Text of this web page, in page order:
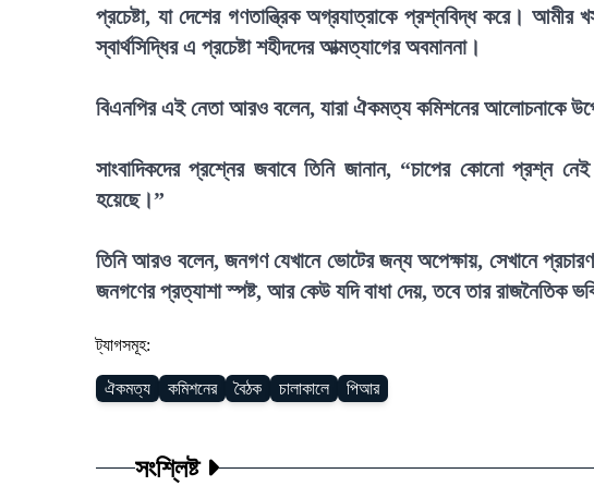
প্রচেষ্টা, যা দেশের গণতান্ত্রিক অগ্রযাত্রাকে প্রশ্নবিদ্ধ করে। আমীর
স্বার্থসিদ্ধির এ প্রচেষ্টা শহীদদের আত্মত্যাগের অবমাননা।
বিএনপির এই নেতা আরও বলেন, যারা ঐকমত্য কমিশনের আলোচনাকে
সাংবাদিকদের প্রশ্নের জবাবে তিনি জানান, “চাপের কোনো প্রশ্ন
হয়েছে।”
তিনি আরও বলেন, জনগণ যেখানে ভোটের জন্য অপেক্ষায়, সেখানে
জনগণের প্রত্যাশা স্পষ্ট, আর কেউ যদি বাধা দেয়, তবে তার রাজনৈতিক
ট্যাগসমূহ:
ঐকমত্য কমিশনের বৈঠক চালাকালে পিআর
সংশ্লিষ্ট